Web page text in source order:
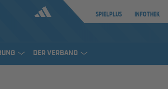
SPIELPLUS INFOTHEK
DER VERBAND